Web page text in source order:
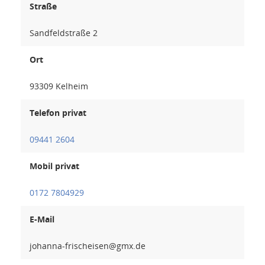
Straße
Sandfeldstraße 2
Ort
93309 Kelheim
Telefon privat
09441 2604
Mobil privat
0172 7804929
E-Mail
nesiehcsi